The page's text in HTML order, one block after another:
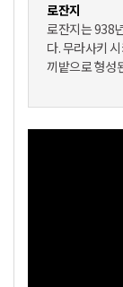
로잔지
로잔지는 938
다. 무라사키
끼밭으로 형성